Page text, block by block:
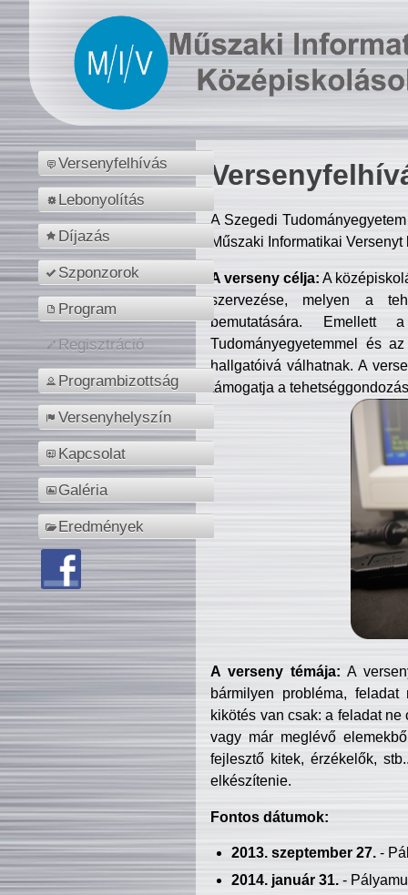
Versenyfelhívás
Lebonyolítás
Díjazás
Szponzorok
Program
Regisztráció
Programbizottság
Versenyhelyszín
Kapcsolat
Galéria
Eredmények
A Szegedi
Műszaki Informatikai
A verseny célja: A
szervezése, melyen a
bemutatására. Emellett
Tudományegyetemmel és
hallgatóivá válhatnak. A
támogatja a
A verseny témája: A
bármilyen probléma, feladat
kikötés van csak: a feladat
vagy már meglévő
fejlesztő kitek, érzékelők,
elkészítenie.
Fontos dátumok:
2013. szeptember 27.-
2014. január 31.-